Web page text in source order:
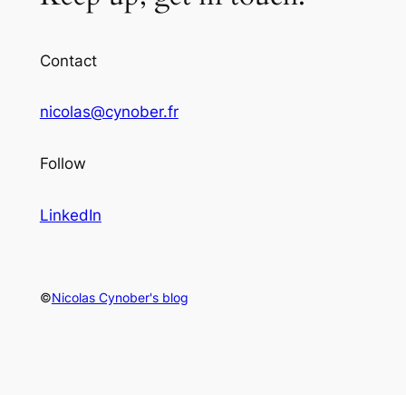
Contact
nicolas@cynober.fr
Follow
LinkedIn
©Nicolas Cynober's blog